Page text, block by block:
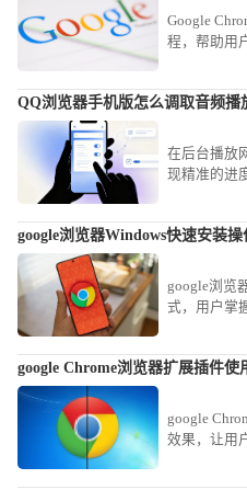
Google
程，帮助用
QQ浏览器手机版怎么调取音频播
在后台播放
现精准的进
google浏览器Windows快速安装操
google浏览
式，用户掌
google Chrome浏览器扩展插件使
google
效果，让用